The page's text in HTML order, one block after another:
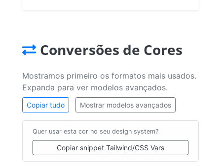
Conversões de Cores
Mostramos primeiro os formatos mais usados.
Expanda para ver modelos avançados.
Copiar tudo Mostrar modelos avançados
Quer usar esta cor no seu design system?
Copiar snippet Tailwind/CSS Vars